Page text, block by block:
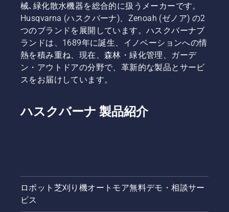
械､緑化散水機器を総合的に扱うメーカーです。
Husqvarna (ハスクバーナ)、Zenoah (ゼノア) の2
つのブランドを展開しています。ハスクバーナブ
ランドは、1689年に誕生、イノベーションへの情
熱を積み重ね、現在、森林・緑化管理、ガーデ
ン・アウトドアの分野で、革新的な製品とサービ
スをお届けしています。
ハスクバーナ 製品紹介
ロボット芝刈り機オートモア無料デモ・相談サー
ビス